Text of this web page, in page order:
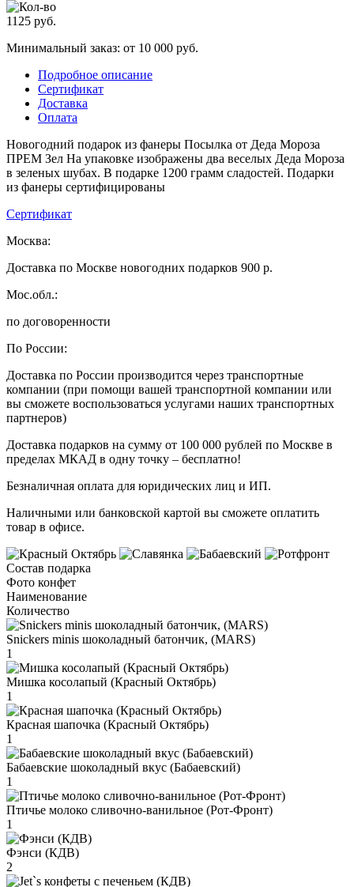
1125 руб.
Минимальный заказ: от 10 000 руб.
Подробное описание
Сертификат
Доставка
Оплата
Новогодний подарок из фанеры Посылка от Деда Мороза
ПРЕМ Зел На упаковке изображены два веселых Деда Мороза
в зеленых шубах. В подарке 1200 грамм сладостей. Подарки
из фанеры сертифицированы
Сертификат
Москва:
Доставка по Москве новогодних подарков 900 р.
Мос.обл.:
по договоренности
По России:
Доставка по России производится через транспортные
компании (при помощи вашей транспортной компании или
вы сможете воспользоваться услугами наших транспортных
партнеров)
Доставка подарков на сумму от 100 000 рублей по Москве в
пределах МКАД в одну точку – бесплатно!
Безналичная оплата для юридических лиц и ИП.
Наличными или банковской картой вы сможете оплатить
товар в офисе.
Состав подарка
Фото конфет
Наименование
Количество
Snickers minis шоколадный батончик, (MARS)
1
Мишка косолапый (Красный Октябрь)
1
Красная шапочка (Красный Октябрь)
1
Бабаевские шоколадный вкус (Бабаевский)
1
Птичье молоко сливочно-ванильное (Рот-Фронт)
1
Фэнси (КДВ)
2